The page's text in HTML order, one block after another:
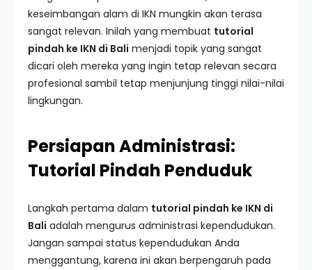
keseimbangan alam di IKN mungkin akan terasa
sangat relevan. Inilah yang membuat tutorial
pindah ke IKN di Bali menjadi topik yang sangat
dicari oleh mereka yang ingin tetap relevan secara
profesional sambil tetap menjunjung tinggi nilai-nilai
lingkungan.
Persiapan Administrasi:
Tutorial Pindah Penduduk
Langkah pertama dalam tutorial pindah ke IKN di
Bali adalah mengurus administrasi kependudukan.
Jangan sampai status kependudukan Anda
menggantung, karena ini akan berpengaruh pada